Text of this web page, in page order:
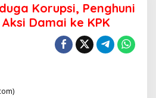
n
g
e
Korupsi, Penghuni
Damai ke KPK